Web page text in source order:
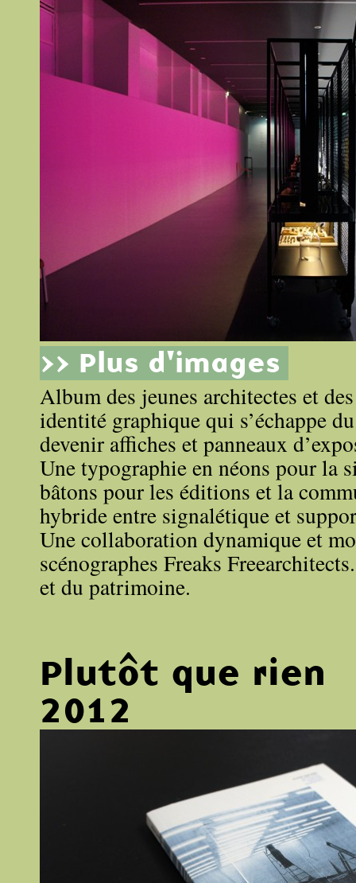
>> Plus d'images
Album des jeunes architectes et
identité graphique qui s’échappe
devenir affiches et panneaux
Une typographie en néons pour la
bâtons pour les éditions et la
hybride entre signalétique et
Une collaboration dynamique et
scénographes Freaks
et du patrimoine.
Plutôt que rien
2012